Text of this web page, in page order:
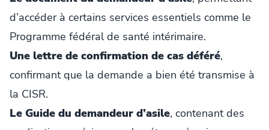
d’accéder à certains services essentiels comme le
Programme fédéral de santé intérimaire.
Une lettre de confirmation de cas déféré,
confirmant que la demande a bien été transmise à
la CISR.
Le Guide du demandeur d’asile, contenant des